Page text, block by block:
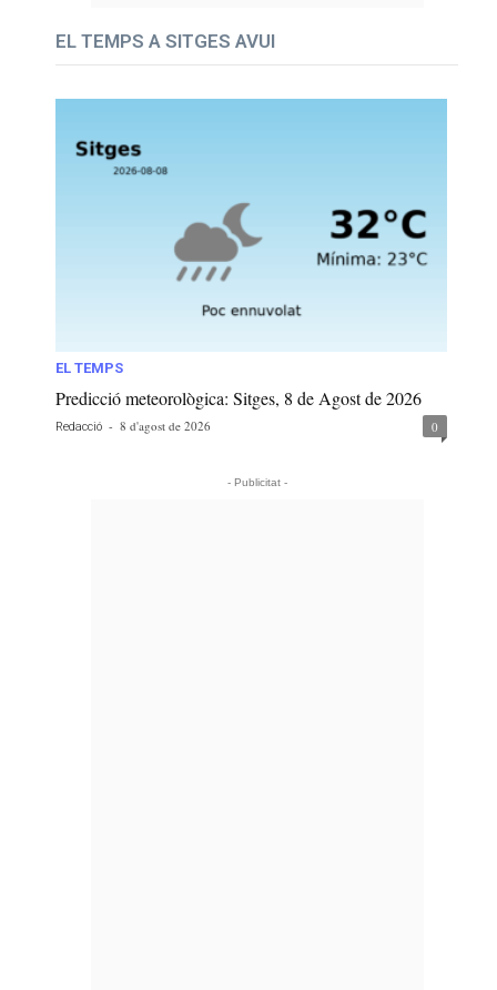
EL TEMPS A SITGES AVUI
EL TEMPS
Predicció meteorològica: Sitges, 8 de Agost de 2026
Redacció - 8 d'agost de 2026 0
- Publicitat -